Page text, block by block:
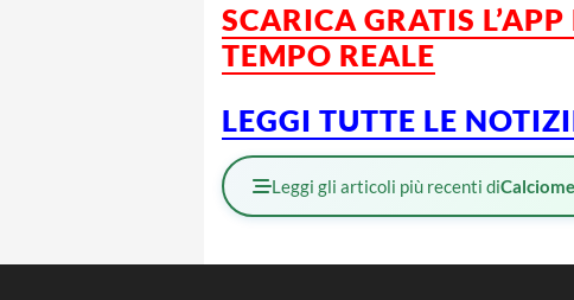
SCARICA GRATIS
TEMPO REALE
LEGGI TUTTE LE
Leggi gli articoli più recenti di